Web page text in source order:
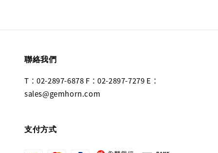
聯絡我們
T：02-2897-6878 F：02-2897-7279 E：
sales@gemhorn.com
支付方式